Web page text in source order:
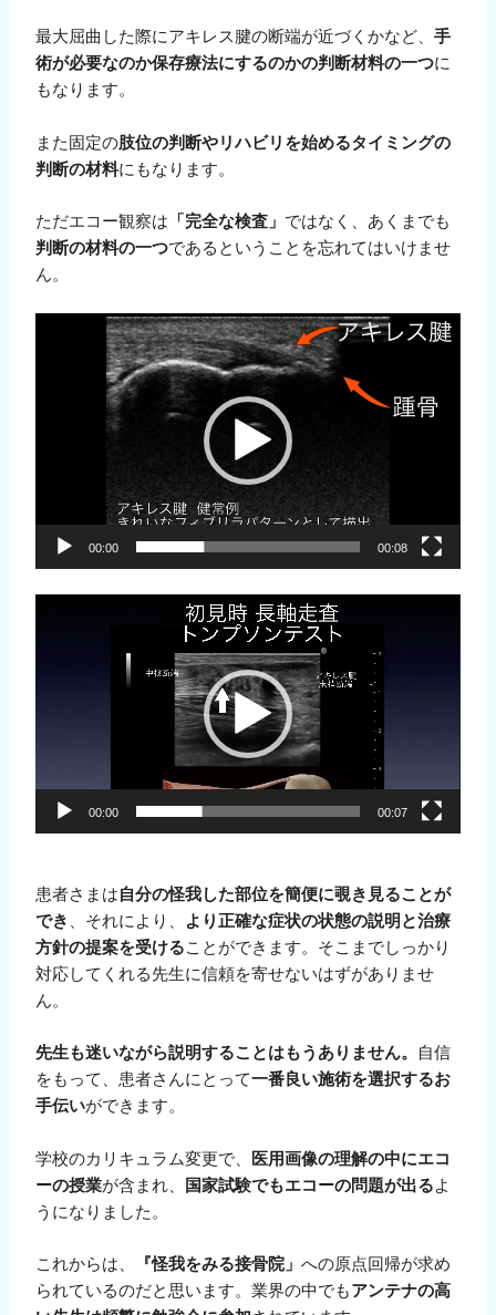
最大屈曲した際にアキレス腱の断端が近づくかなど、手
術が必要なのか保存療法にするのかの判断材料の一つに
もなります。
また固定の肢位の判断やリハビリを始めるタイミングの
判断の材料にもなります。
ただエコー観察は 「完全な検査」 ではなく、あくまでも
判断の材料の一つであるということを忘れてはいけませ
ん。
00:00 00:08
00:00 00:07
患者さまは自分の怪我した部位を簡便に覗き見ることが
でき 、それにより、 より正確な症状の状態の説明と治療
方針の提案を受けることができます。そこまでしっかり
対応してくれる先生に信頼を寄せないはずがありませ
ん。
先生も迷いながら説明することはもうありません。 自信
をもって、患者さんにとって一番良い施術を選択するお
手伝いができます。
学校のカリキュラム変更で、 医用画像の理解の中にエコ
ーの授業が含まれ、 国家試験でもエコーの問題が出るよ
うになりました。
これからは、 『怪我をみる接骨院」への原点回帰が求め
られているのだと思います。業界の中でもアンテナの高